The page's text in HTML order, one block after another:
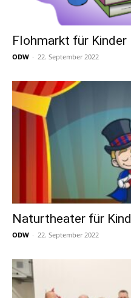
Flohmarkt für Kinder
ODW - 22. September 2022
Naturtheater für
ODW - 22. September 2022